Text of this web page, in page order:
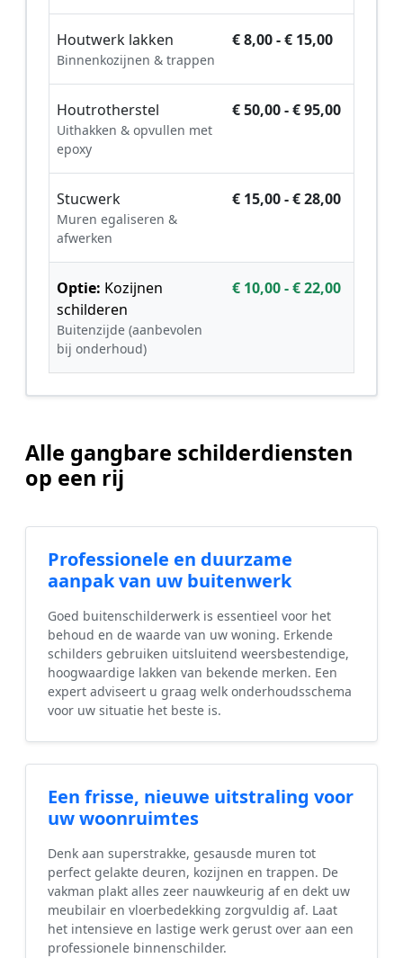
Houtwerk lakken
Binnenkozijnen & trappen
€ 8,00 - € 15,00
Houtrotherstel
Uithakken & opvullen met
epoxy
€ 50,00 - € 95,00
Stucwerk
Muren egaliseren &
afwerken
€ 15,00 - € 28,00
Optie: Kozijnen
schilderen
Buitenzijde (aanbevolen
bij onderhoud)
€ 10,00 - € 22,00
Alle gangbare schilderdiensten
op een rij
Professionele en duurzame
aanpak van uw buitenwerk
Goed buitenschilderwerk is essentieel voor het
behoud en de waarde van uw woning. Erkende
schilders gebruiken uitsluitend weersbestendige,
hoogwaardige lakken van bekende merken. Een
expert adviseert u graag welk onderhoudsschema
voor uw situatie het beste is.
Een frisse, nieuwe uitstraling voor
uw woonruimtes
Denk aan superstrakke, gesausde muren tot
perfect gelakte deuren, kozijnen en trappen. De
vakman plakt alles zeer nauwkeurig af en dekt uw
meubilair en vloerbedekking zorgvuldig af. Laat
het intensieve en lastige werk gerust over aan een
professionele binnenschilder.